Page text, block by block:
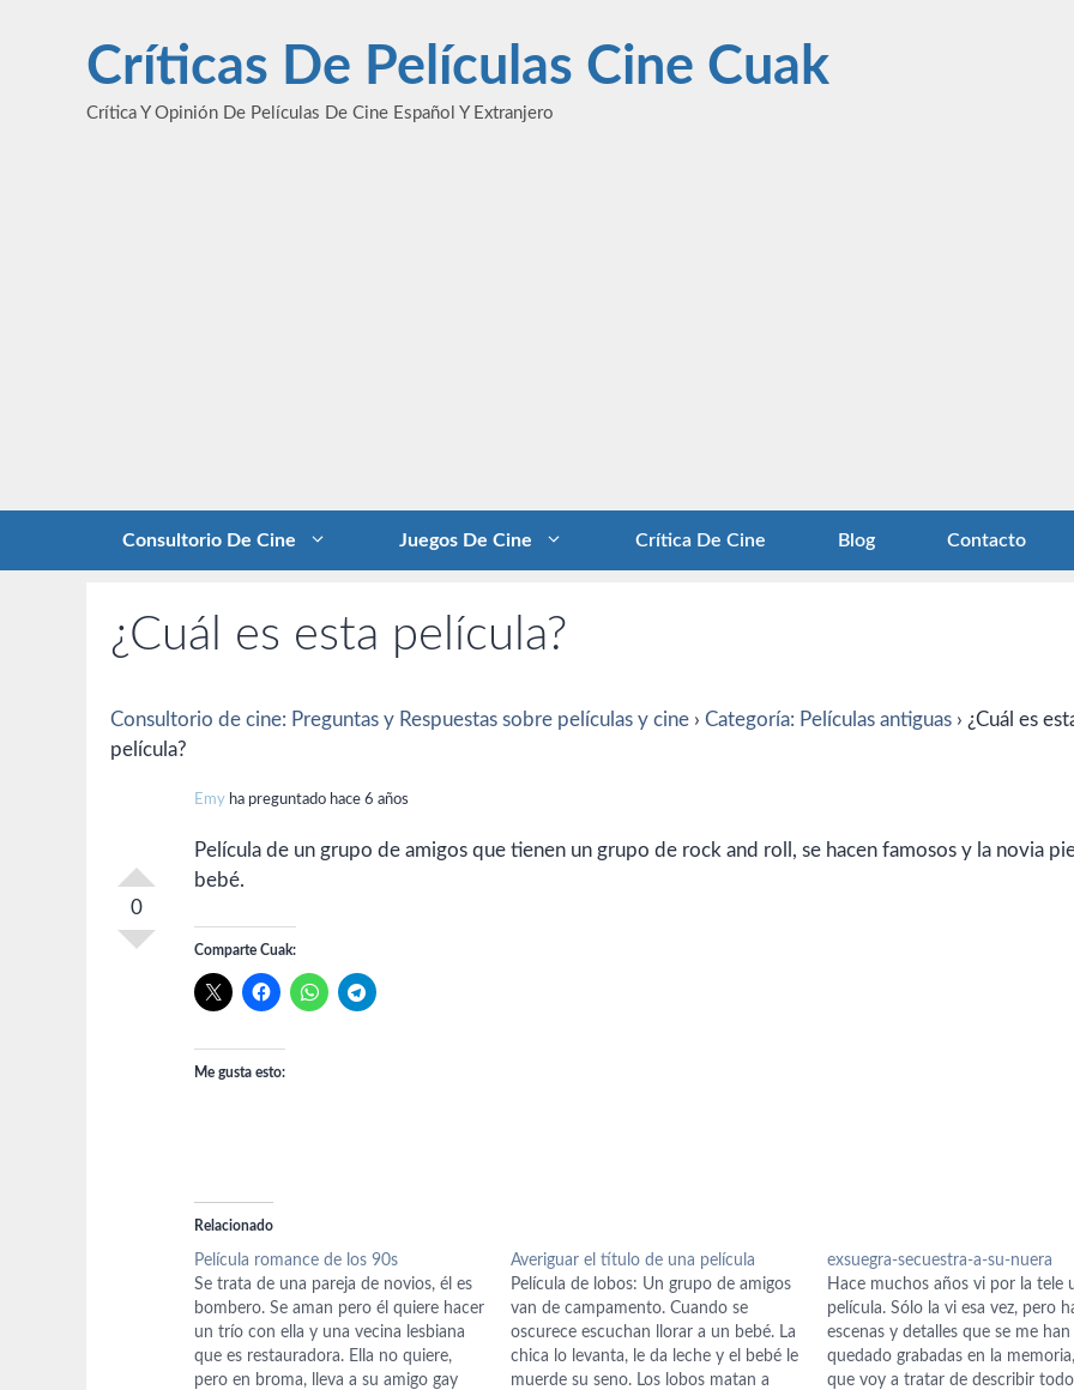
contenidoCríticas De Películas Cine Cuak
Crítica Y Opinión De Películas De Cine Español Y Extranjero
Consultorio De Cine Juegos De Cine Crítica De Cine Blog Contacto
¿Cuál es esta película?
Consultorio de cine: Preguntas y Respuestas sobre películas y cine › Categoría: Películas antiguas › ¿Cuál es
película?
0
Emy ha preguntado hace 6 años
Película de un grupo de amigos que tienen un grupo de rock and roll, se hacen famosos y la novia
bebé.
Comparte Cuak:
Me gusta esto:
Relacionado
Película romance de los 90s
Se trata de una pareja de novios, él es
bombero. Se aman pero él quiere hacer
un trío con ella y una vecina lesbiana
que es restauradora. Ella no quiere,
pero en broma, lleva a su amigo gay
Averiguar el título de una película
Película de lobos: Un grupo de amigos
van de campamento. Cuando se
oscurece escuchan llorar a un bebé. La
chica lo levanta, le da leche y el bebé le
muerde su seno. Los lobos matan a
exsuegra-secuestra-a-su-nuera
Hace muchos años vi por la tele
película. Sólo la vi esa vez, pero
escenas y detalles que se me han
quedado grabadas en la
que voy a tratar de describir